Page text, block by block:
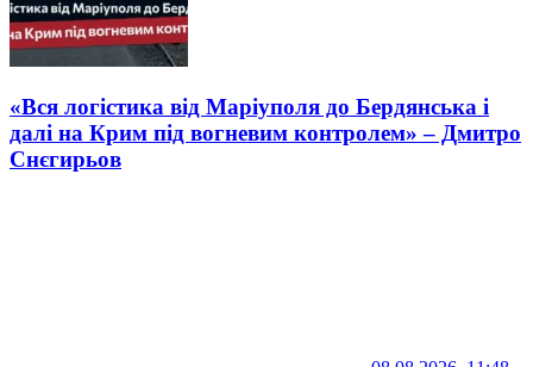
«Вся логістика від Маріуполя до Бердянська і
далі на Крим під вогневим контролем» – Дмитро
Снєгирьов